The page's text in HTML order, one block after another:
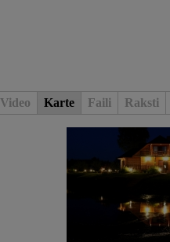
Video Karte Faili Raksti